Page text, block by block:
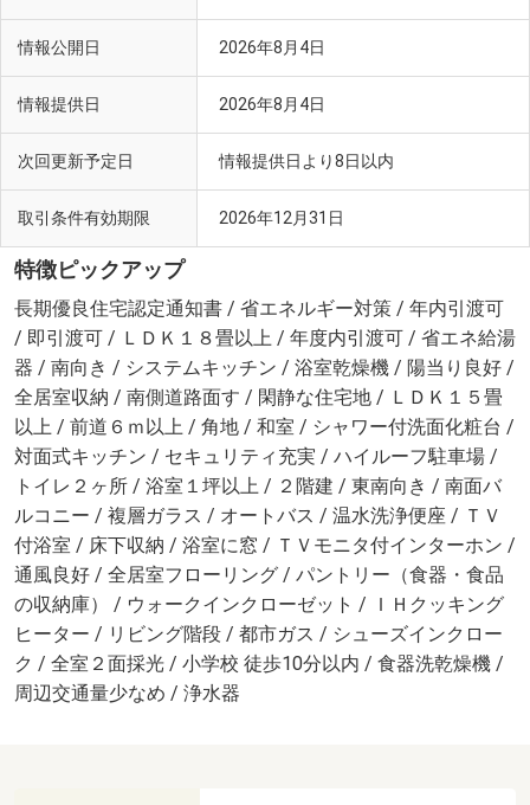
情報公開日 2026年8月4日
情報提供日 2026年8月4日
次回更新予定日 情報提供日より8日以内
取引条件有効期限 2026年12月31日
特徴ピックアップ
長期優良住宅認定通知書 / 省エネルギー対策 / 年内引渡可
/ 即引渡可 / ＬＤＫ１８畳以上 / 年度内引渡可 / 省エネ給湯
器 / 南向き / システムキッチン / 浴室乾燥機 / 陽当り良好 /
全居室収納 / 南側道路面す / 閑静な住宅地 / ＬＤＫ１５畳
以上 / 前道６ｍ以上 / 角地 / 和室 / シャワー付洗面化粧台 /
対面式キッチン / セキュリティ充実 / ハイルーフ駐車場 /
トイレ２ヶ所 / 浴室１坪以上 / ２階建 / 東南向き / 南面バ
ルコニー / 複層ガラス / オートバス / 温水洗浄便座 / ＴＶ
付浴室 / 床下収納 / 浴室に窓 / ＴＶモニタ付インターホン /
通風良好 / 全居室フローリング / パントリー（食器・食品
の収納庫） / ウォークインクローゼット / ＩＨクッキング
ヒーター / リビング階段 / 都市ガス / シューズインクロー
ク / 全室２面採光 / 小学校 徒歩10分以内 / 食器洗乾燥機 /
周辺交通量少なめ / 浄水器